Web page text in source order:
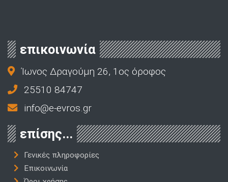
επικοινωνία
Ίωνος Δραγούμη 26, 1ος όροφος
25510 84747
info@e-evros.gr
επίσης...
Γενικές πληροφορίες
Επικοινωνία